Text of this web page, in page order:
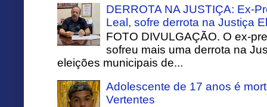
DERROTA NA JUSTIÇA: Ex-
Leal, sofre derrota na Justiça
FOTO DIVULGAÇÃO. O ex-
sofreu mais uma derrota na
eleições municipais de...
Adolescente de 17 anos é
Vertentes